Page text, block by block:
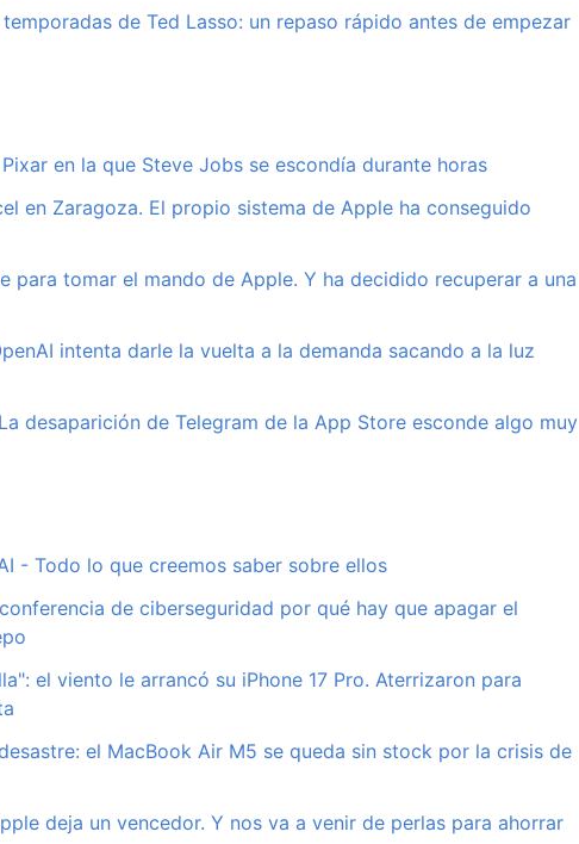
de Ted Lasso: un repaso rápido antes de empezar
en la que Steve Jobs se escondía durante horas
en Zaragoza. El propio sistema de Apple ha conseguido
para tomar el mando de Apple. Y ha decidido recuperar a una
intenta darle la vuelta a la demanda sacando a la luz
desaparición de Telegram de la App Store esconde algo muy
- Todo lo que creemos saber sobre ellos
de ciberseguridad por qué hay que apagar el
el viento le arrancó su iPhone 17 Pro. Aterrizaron para
el MacBook Air M5 se queda sin stock por la crisis de
deja un vencedor. Y nos va a venir de perlas para ahorrar